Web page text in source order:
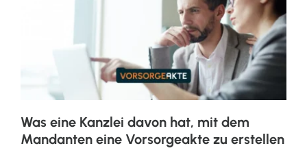
Was eine Kanzlei davon hat, mit dem
Mandanten eine Vorsorgeakte zu erstellen